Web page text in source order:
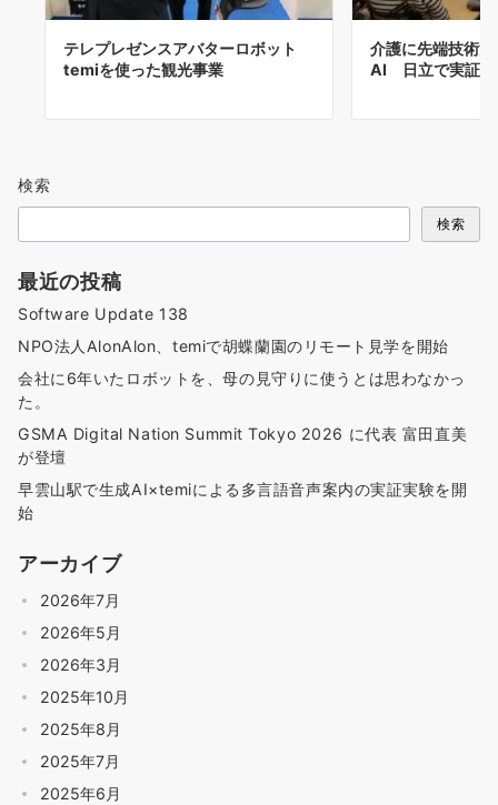
テレプレゼンスアバターロボット
temiを使った観光事業
介護に先端技術
AI 日立で実証実
検索
検索
最近の投稿
Software Update 138
NPO法人AlonAlon、temiで胡蝶蘭園のリモート見学を開始
会社に6年いたロボットを、母の見守りに使うとは思わなかっ
た。
GSMA Digital Nation Summit Tokyo 2026 に代表 富田直美
が登壇
早雲山駅で生成AI×temiによる多言語音声案内の実証実験を開
始
アーカイブ
2026年7月
2026年5月
2026年3月
2025年10月
2025年8月
2025年7月
2025年6月